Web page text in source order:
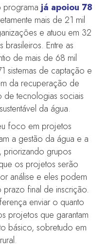
programa já apoiou 78
mais de 21 mil
e atuou em 32
Entre as
de mais de 68 mil
sistemas de captação e
da recuperação de
tecnologias sociais
da água.
foco em projetos
a gestão da água e a
priorizando grupos
os projetos serão
análise e eles podem
final de inscrição.
enviar o quanto
projetos que garantam
básico, sobretudo em